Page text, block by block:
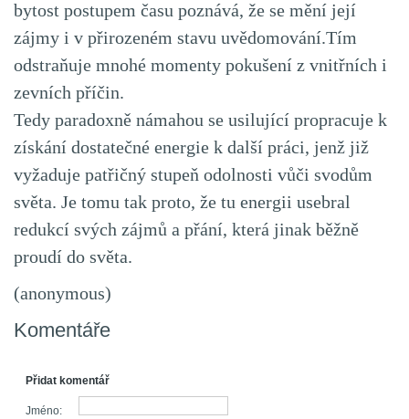
bytost postupem času poznává, že se mění její
zájmy i v přirozeném stavu uvědomování.Tím
odstraňuje mnohé momenty pokušení z vnitřních i
zevních příčin.
Tedy paradoxně námahou se usilující propracuje k
získání dostatečné energie k další práci, jenž již
vyžaduje patřičný stupeň odolnosti vůči svodům
světa. Je tomu tak proto, že tu energii usebral
redukcí svých zájmů a přání, která jinak běžně
proudí do světa.
(anonymous)
Komentáře
Přidat komentář
Jméno: